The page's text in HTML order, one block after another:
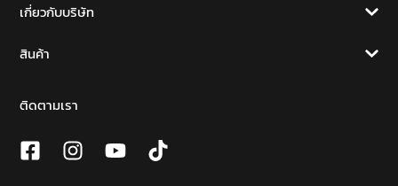
เกี่ยวกับบริษัท
สินค้า
ติดตามเรา